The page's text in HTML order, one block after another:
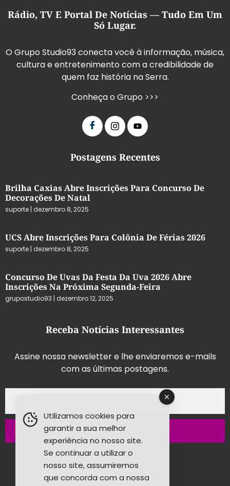
Rádio, TV E Portal De Notícias — Tudo Em Um
Só Lugar.
O Grupo Studio93 conecta você à informação, música,
cultura e entretenimento com a credibilidade de
quem faz história na Serra.
Conheça o Grupo >>>
Postagens Recentes
Brilha Caxias Abre Inscrições Para Concurso De
Decorações De Natal
suporte dezembro 8, 2025
UCS Abre Inscrições Para Colônia De Férias 2026
suporte dezembro 8, 2025
Concurso De Uvas Da Festa Da Uva 2026 Abre
Inscrições Na Próxima Segunda-Feira
grupostudio93 dezembro 12, 2025
Receba Notícias Interessantes
Assine nossa newsletter e lhe enviaremos e-mails
com as últimas postagens.
Inscrever-se
Utilizamos cookies para
garantir a sua melhor
experiência no nosso site.
Se continuar a utilizar o
nosso site, assumiremos
que concorda com a nossa